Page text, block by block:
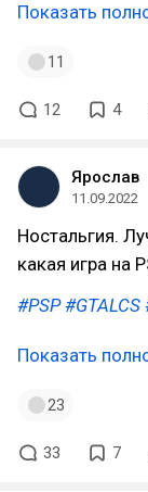
Показать
11
12 4
Ярослав
11.09.2022
Ностальгия.
какая игра на
#PSP #GTALCS
Показать
23
33 7